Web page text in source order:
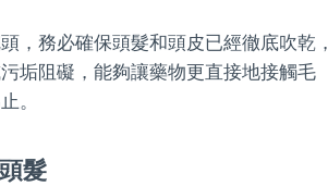
，務必確保頭髮和頭皮已經徹底吹乾，
垢阻礙，能夠讓藥物更直接地接觸毛
。
髮